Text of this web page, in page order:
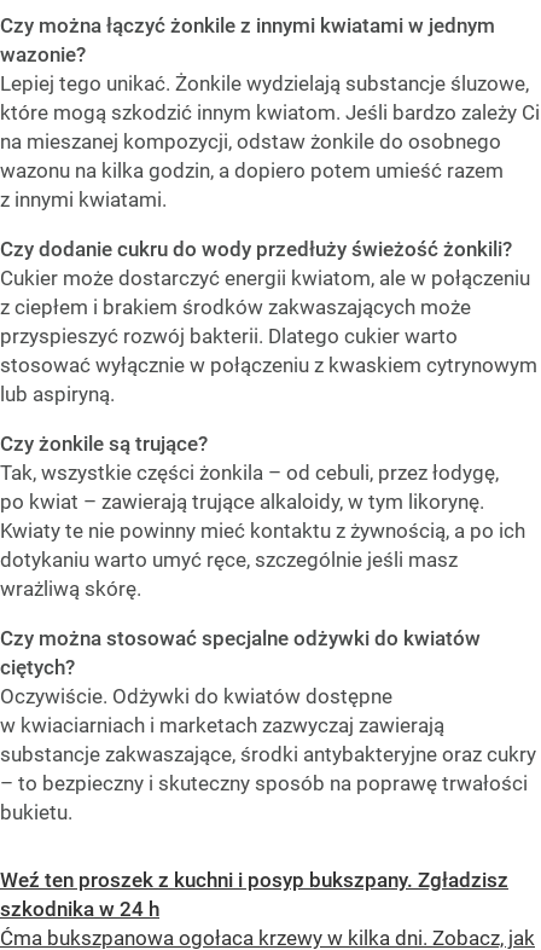
Czy można łączyć żonkile z innymi kwiatami w jednym
wazonie?
Lepiej tego unikać. Żonkile wydzielają substancje śluzowe,
które mogą szkodzić innym kwiatom. Jeśli bardzo zależy Ci
na mieszanej kompozycji, odstaw żonkile do osobnego
wazonu na kilka godzin, a dopiero potem umieść razem
z innymi kwiatami.
Czy dodanie cukru do wody przedłuży świeżość żonkili?
Cukier może dostarczyć energii kwiatom, ale w połączeniu
z ciepłem i brakiem środków zakwaszających może
przyspieszyć rozwój bakterii. Dlatego cukier warto
stosować wyłącznie w połączeniu z kwaskiem cytrynowym
lub aspiryną.
Czy żonkile są trujące?
Tak, wszystkie części żonkila – od cebuli, przez łodygę,
po kwiat – zawierają trujące alkaloidy, w tym likorynę.
Kwiaty te nie powinny mieć kontaktu z żywnością, a po ich
dotykaniu warto umyć ręce, szczególnie jeśli masz
wrażliwą skórę.
Czy można stosować specjalne odżywki do kwiatów
ciętych?
Oczywiście. Odżywki do kwiatów dostępne
w kwiaciarniach i marketach zazwyczaj zawierają
substancje zakwaszające, środki antybakteryjne oraz cukry
– to bezpieczny i skuteczny sposób na poprawę trwałości
bukietu.
Weź ten proszek z kuchni i posyp bukszpany. Zgładzisz
szkodnika w 24 h
Ćma bukszpanowa ogołaca krzewy w kilka dni. Zobacz, jak